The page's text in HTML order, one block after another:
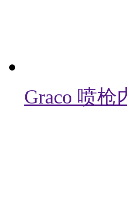
Graco 喷枪